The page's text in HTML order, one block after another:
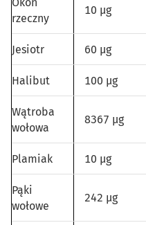
rzeczny
10 µg
Jesiotr 60 µg
Halibut 100 µg
Wątroba
wołowa
8367 µg
Plamiak 10 µg
Pąki
wołowe
242 µg